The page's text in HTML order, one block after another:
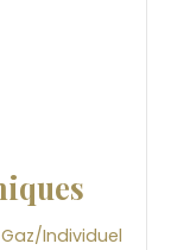
Gaz/Individuel